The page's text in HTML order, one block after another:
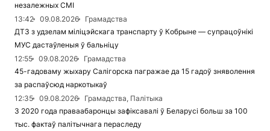
незалежных СМІ
13:42
09.08.2026
Грамадства
ДТЗ з удзелам міліцэйскага транспарту ў Кобрыне — супрацоўнікі
МУС дастаўленыя ў бальніцу
12:55
09.08.2026
Грамадства
45-гадоваму жыхару Салігорска пагражае да 15 гадоў зняволення
за распаўсюд наркотыкаў
12:35
09.08.2026
Грамадства, Палітыка
З 2020 года праваабаронцы зафіксавалі ў Беларусі больш за 100
тыс. фактаў палітычнага пераследу